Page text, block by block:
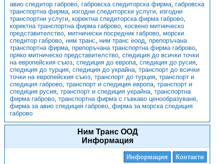
авио спедитор габрово, габровска спедиторска фирма, габровска
транспортна фирма, изгодни спедиторски услуги, изгодни
транспортни услуги, коректна спедиторска фирма габрово,
коректна транспортна фирма габрово, косвено митническо
представителство, митнически посредник габрово, морски
спедитор габрово, ним транс, ним транс еоод, препоръчана
транспортна фирма, препоръчана транспортна фирма габрово,
пряко митническо представителство, спедиция до всички точки
на европейския съюз, спедиция до европа, спедиция до русия,
спедиция до турция, спедиция до украйна, транспорт до всички
точки на европейския съюз, транспорт до турция, транспорт и
спедиция габрово, транспорт и спедиция европа, транспорт и
спедиция русия, транспорт и спедиция украйна, транспортна
фирма габрово, транспортна фирма с гъвкаво ценообразуване,
фирма за авио спедиция габрово, фирма за морска спедиция
габрово
Ним Транс ООД
Информация
Информация Контакти